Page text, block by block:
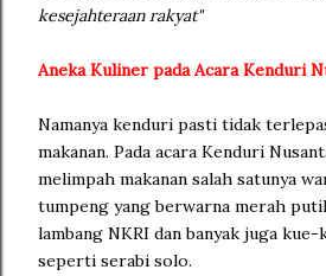
kesejahteraan rakyat"
Aneka Kuliner pada Acara Kenduri
Namanya kenduri pasti tidak
makanan. Pada acara Kenduri
melimpah makanan salah satunya
tumpeng yang berwarna merah
lambang NKRI dan banyak juga
seperti serabi solo.